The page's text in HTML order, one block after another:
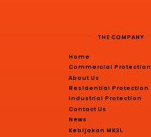
THE COMPANY
Commercial Protection
Home
About Us
Industrial Protection
Residential Protection
Contact Us
News
Kebijakan MK3L